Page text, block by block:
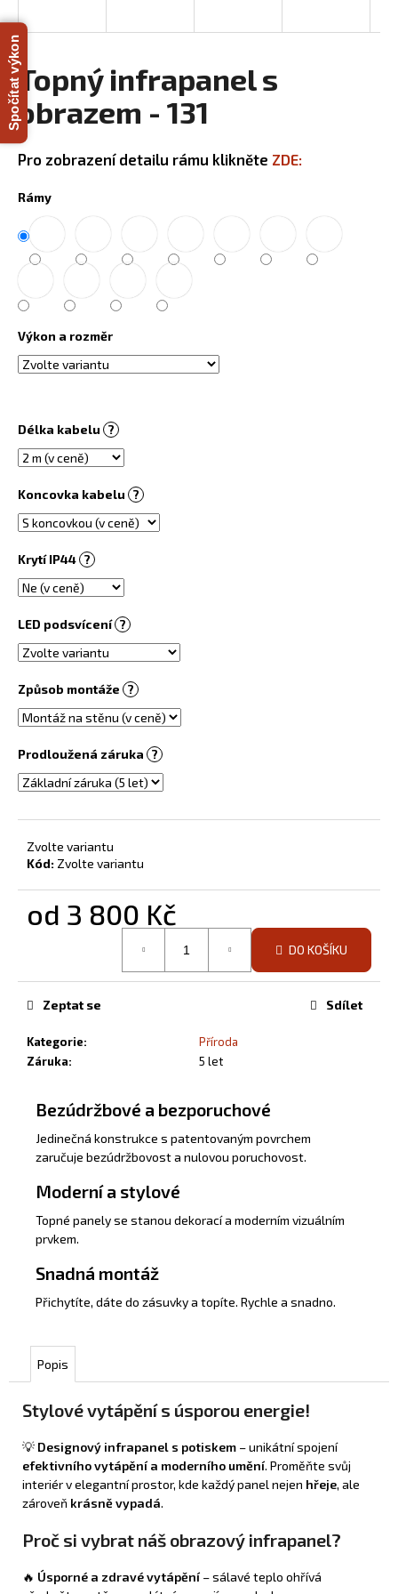
Topný infrapanel s
obrazem - 131
Pro zobrazení detailu rámu klikněte ZDE:
Rámy
Výkon a rozměr
Délka kabelu ?
Koncovka kabelu ?
Krytí IP44 ?
LED podsvícení ?
Způsob montáže ?
Prodloužená záruka ?
Zvolte variantu
Kód: Zvolte variantu
od 3 800 Kč
DO KOŠÍKU
Kategorie:
Příroda
Záruka: 5 let
Zeptat se Sdílet
Bezúdržbové a bezporuchové
Jedinečná konstrukce s patentovaným povrchem
zaručuje bezúdržbovost a nulovou poruchovost.
Moderní a stylové
Topné panely se stanou dekorací a moderním vizuálním
prvkem.
Snadná montáž
Přichytíte, dáte do zásuvky a topíte. Rychle a snadno.
Popis
Stylové vytápění s úsporou energie!
💡 Designový infrapanel s potiskem – unikátní spojení
efektivního vytápění a moderního umění. Proměňte svůj
interiér v elegantní prostor, kde každý panel nejen hřeje, ale
zároveň krásně vypadá.
Proč si vybrat náš obrazový infrapanel?
🔥 Úsporné a zdravé vytápění – sálavé teplo ohřívá
a
j
í
t
?
D
o
o
r
u
e
e
TOPNÝ
INFRAPANEL
S
OBRAZEM
120
3
Kč
Spočítat výkon